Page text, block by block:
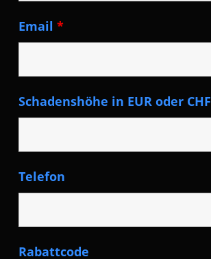
Email*
Schadenshöhe in EUR oder CHF
Telefon
Rabattcode